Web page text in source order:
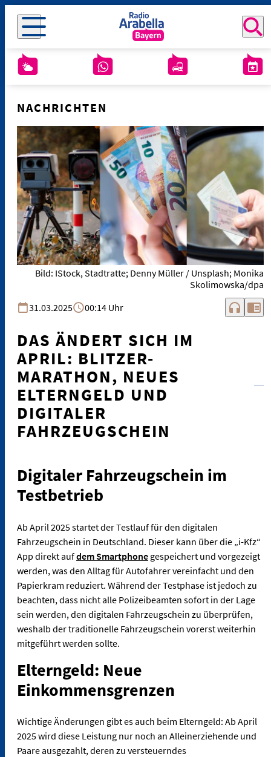
NACHRICHTEN
Bild: IStock, Stadtratte; Denny Müller / Unsplash; Monika
Skolimowska/dpa
31.03.2025
00:14 Uhr headphones chrome_reader_mode
DAS ÄNDERT SICH IM
APRIL: BLITZER-
MARATHON, NEUES
ELTERNGELD UND
DIGITALER
FAHRZEUGSCHEIN
Digitaler Fahrzeugschein im
Testbetrieb
Ab April 2025 startet der Testlauf für den digitalen
Fahrzeugschein in Deutschland. Dieser kann über die „i-Kfz“
App direkt aufdem Smartphone gespeichert und vorgezeigt
werden, was den Alltag für Autofahrer vereinfacht und den
Papierkram reduziert. Während der Testphase ist jedoch zu
beachten, dass nicht alle Polizeibeamten sofort in der Lage
sein werden, den digitalen Fahrzeugschein zu überprüfen,
weshalb der traditionelle Fahrzeugschein vorerst weiterhin
mitgeführt werden sollte​.
Elterngeld: Neue
Einkommensgrenzen
Wichtige Änderungen gibt es auch beim Elterngeld: Ab April
2025 wird diese Leistung nur noch an Alleinerziehende und
Paare ausgezahlt, deren zu versteuerndes